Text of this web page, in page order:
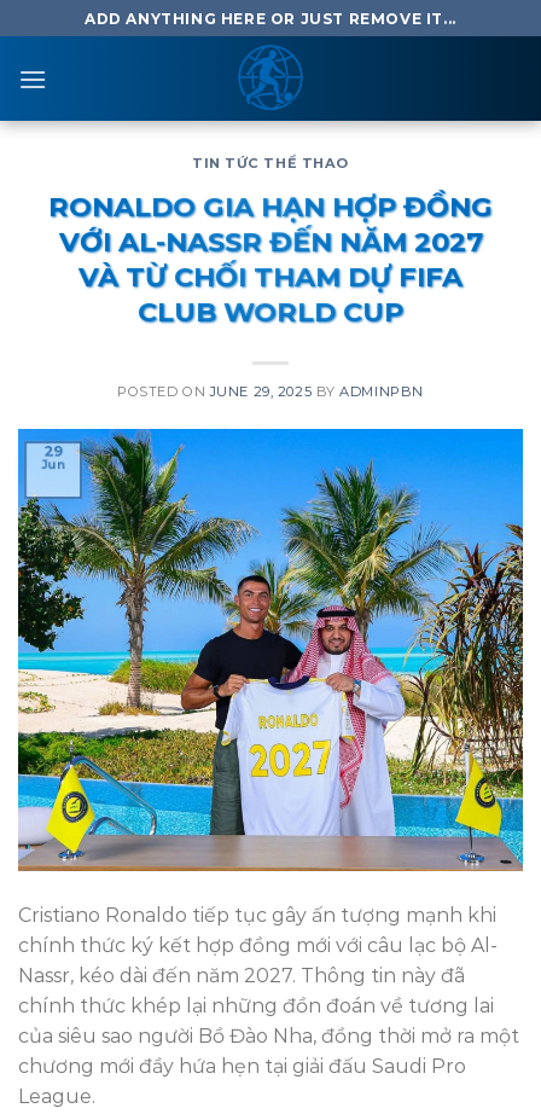
to
content
ADD ANYTHING HERE OR JUST REMOVE IT...
TIN TỨC THỂ THAO
RONALDO GIA HẠN HỢP ĐỒNG
VỚI AL-NASSR ĐẾN NĂM 2027
VÀ TỪ CHỐI THAM DỰ FIFA
CLUB WORLD CUP
POSTED ONJUNE 29, 2025 BYADMINPBN
29
Jun
Cristiano Ronaldo tiếp tục gây ấn tượng mạnh khi
chính thức ký kết hợp đồng mới với câu lạc bộ Al-
Nassr, kéo dài đến năm 2027. Thông tin này đã
chính thức khép lại những đồn đoán về tương lai
của siêu sao người Bồ Đào Nha, đồng thời mở ra một
chương mới đầy hứa hẹn tại giải đấu Saudi Pro
League.